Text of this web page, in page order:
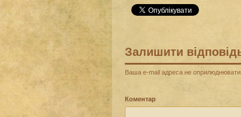
Залишити
Ваша e-mail адреса не
Коментар